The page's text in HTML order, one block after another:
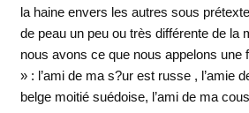
la haine envers les autres sous
de peau un peu ou très différente de la
nous avons ce que nous appelons
» : l’ami de ma s?ur est russe , l’amie
belge moitié suédoise, l’ami de ma